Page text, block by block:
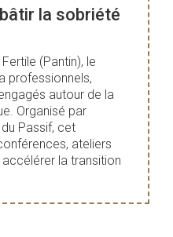
la sobriété
(Pantin), le
professionnels,
autour de la
Organisé par
Passif, cet
ateliers
la transition